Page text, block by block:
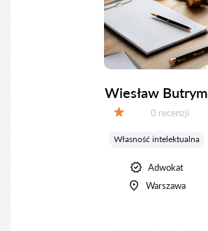
Wiesław Butrym
Recenzji:
0 recenzji
Własność intelektualna
Adwokat
Warszawa